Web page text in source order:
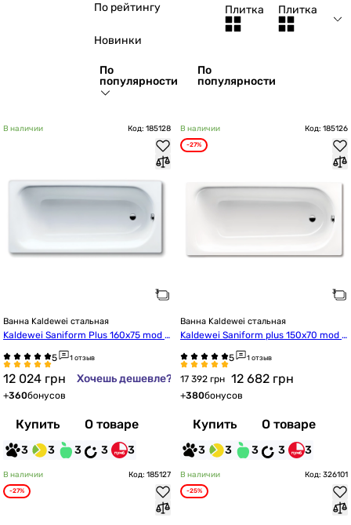
По рейтингу
Новинки
По
популярности
По
популярности
Плитка Плитка
В наличии Код: 185128
Ванна Kaldewei стальная
Kaldewei Saniform Plus 160x75 mod 3
72-1 (112500010001)
1 отзыв
12 024 грн Хочешь дешевле?
+360бонусов
Купить О товаре
3 3 3 3 3
В наличии Код: 185126
-27%
Ванна Kaldewei стальная
Kaldewei Saniform plus 150x70 mod 3
61-1 (111600010001)
1 отзыв
17 392 грн 12 682 грн
+380бонусов
Купить О товаре
3 3 3 3 3
В наличии Код: 185127
-27%
В наличии Код: 326101
-25%